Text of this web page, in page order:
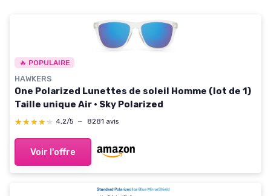
🔥 POPULAIRE
HAWKERS
One Polarized Lunettes de soleil Homme (lot de 1)
Taille unique Air · Sky Polarized
★★★★★
★★★★★ 4,2/5 — 8281 avis
Voir l'offre